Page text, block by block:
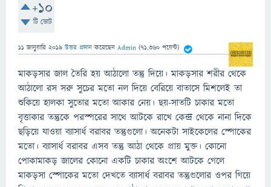
+10
টি ভোট
11 জানুয়ারি 2019 উত্তর প্রদান করেছেন Admin (71,360 পয়েন্ট)
মাকড়সার জাল তৈরি হয় আঠালো তন্তু দিয়ে। মাকড়সার শরীর থেকে
আঠালো রস সরু সুচের মতো নল দিয়ে বেরিয়ে বাতাসে মিশলেই তা
শুকিয়ে হালকা সুতোর মতো আকার নেয়। ছয়-সাতটি চাকার মতো
বৃত্তাকার তন্তুকে পরস্পরের সাথে আটকে রাখে কেন্দ্র থেকে নানা দিকে
ছড়িয়ে যাওয়া ব্যাসার্ধ বরাবর তন্তুগুলো। অনেকটা সাইকেলের স্পোকের
মতো। ব্যাসার্ধ বরাবর এসব তন্তু আঠা থেকে প্রায় মুক্ত। কোনো
পোকামাকড় জালের কোনো একটি চাকার অংশে আটকে গেলে
মাকড়সা স্পোকের মতো দেখতে ব্যাসার্ধ বরাবর তন্তুগুলোর ওপর গিয়ে